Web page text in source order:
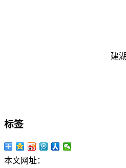
建
标签
本文网址：